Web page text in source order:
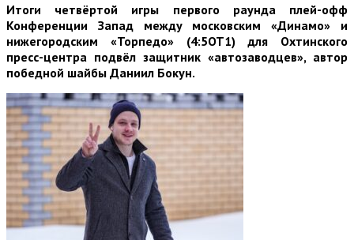
Итоги четвёртой игры первого раунда плей-офф
Конференции Запад между московским «Динамо» и
нижегородским «Торпедо» (4:5ОТ1) для Охтинского
пресс-центра подвёл защитник «автозаводцев», автор
победной шайбы Даниил Бокун.